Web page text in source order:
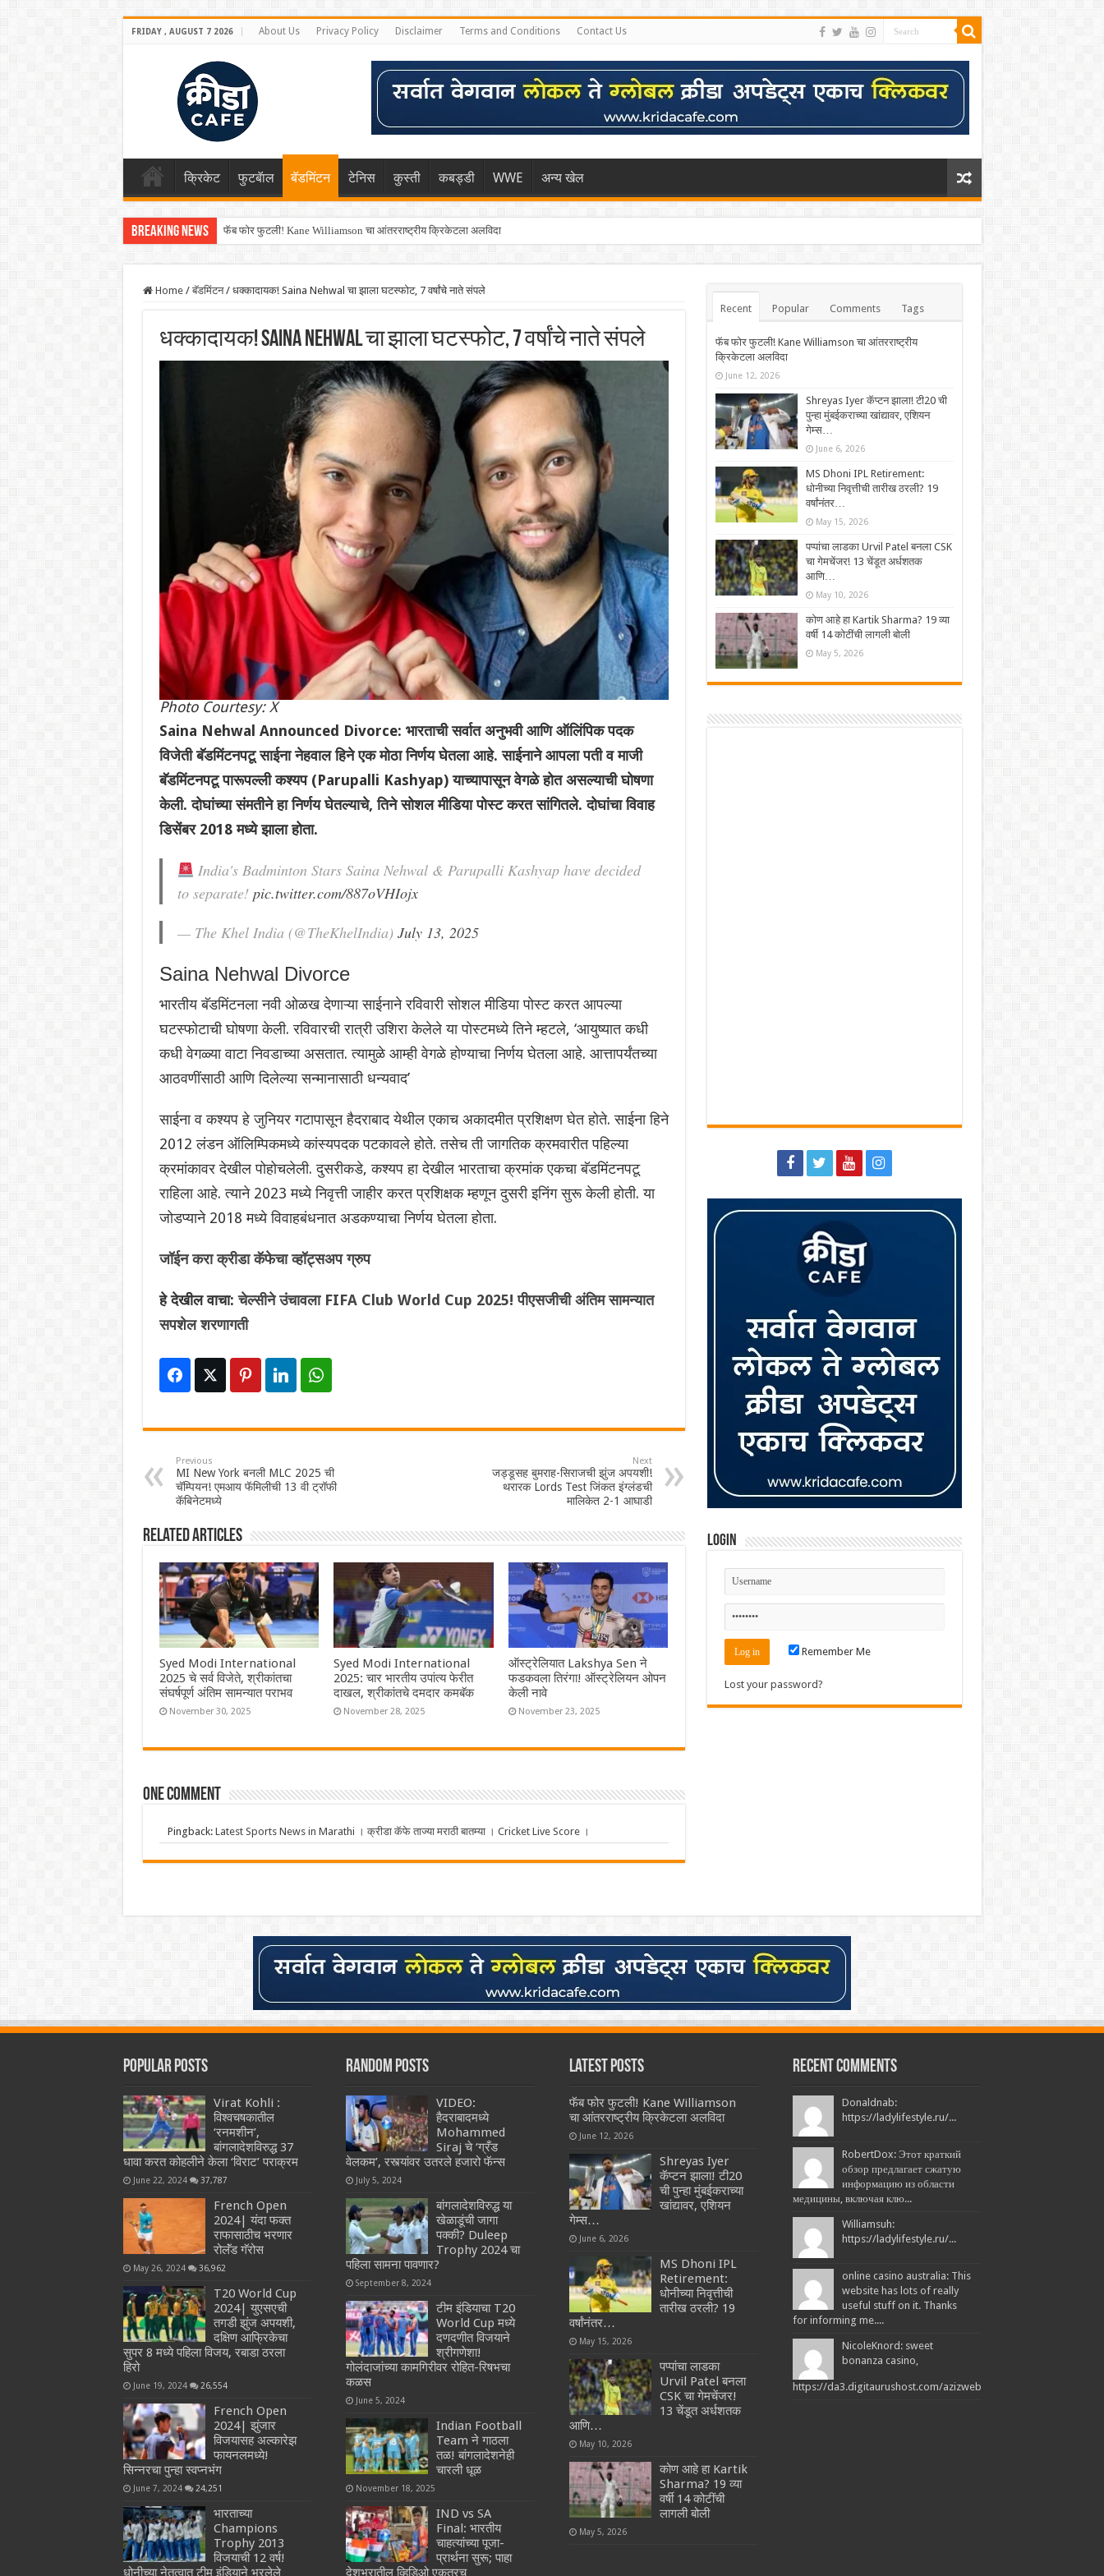
FRIDAY , AUGUST 7 2026 About Us Privacy Policy Disclaimer Terms and Conditions Contact Us
क्रिकेट फुटबॅाल बॅडमिंटन टेनिस कुस्ती कबड्डी WWE अन्य खेल
Breaking News फॅब फोर फुटली! Kane Williamson चा आंतरराष्ट्रीय क्रिकेटला अलविदा
Home / बॅडमिंटन / धक्कादायक! Saina Nehwal चा झाला घटस्फोट, 7 वर्षांचे नाते संपले
धक्कादायक! Saina Nehwal चा झाला घटस्फोट, 7 वर्षांचे नाते संपले
Photo Courtesy: X
Saina Nehwal Announced Divorce: भारताची सर्वात अनुभवी आणि ऑलिंपिक पदक
विजेती बॅडमिंटनपटू साईना नेहवाल हिने एक मोठा निर्णय घेतला आहे. साईनाने आपला पती व माजी
बॅडमिंटनपटू पारूपल्ली कश्यप (Parupalli Kashyap) याच्यापासून वेगळे होत असल्याची घोषणा
केली. दोघांच्या संमतीने हा निर्णय घेतल्याचे, तिने सोशल मीडिया पोस्ट करत सांगितले. दोघांचा विवाह
डिसेंबर 2018 मध्ये झाला होता.
India's Badminton Stars Saina Nehwal & Parupalli Kashyap have decided
to separate! pic.twitter.com/887oVHIojx
— The Khel India (@TheKhelIndia) July 13, 2025
Saina Nehwal Divorce
भारतीय बॅडमिंटनला नवी ओळख देणाऱ्या साईनाने रविवारी सोशल मीडिया पोस्ट करत आपल्या
घटस्फोटाची घोषणा केली. रविवारची रात्री उशिरा केलेले या पोस्टमध्ये तिने म्हटले, ‘आयुष्यात कधी
कधी वेगळ्या वाटा निवडाच्या असतात. त्यामुळे आम्ही वेगळे होण्याचा निर्णय घेतला आहे. आत्तापर्यंतच्या
आठवणींसाठी आणि दिलेल्या सन्मानासाठी धन्यवाद’
साईना व कश्यप हे जुनियर गटापासून हैदराबाद येथील एकाच अकादमीत प्रशिक्षण घेत होते. साईना हिने
2012 लंडन ऑलिम्पिकमध्ये कांस्यपदक पटकावले होते. तसेच ती जागतिक क्रमवारीत पहिल्या
क्रमांकावर देखील पोहोचलेली. दुसरीकडे, कश्यप हा देखील भारताचा क्रमांक एकचा बॅडमिंटनपटू
राहिला आहे. त्याने 2023 मध्ये निवृत्ती जाहीर करत प्रशिक्षक म्हणून दुसरी इनिंग सुरू केली होती. या
जोडप्याने 2018 मध्ये विवाहबंधनात अडकण्याचा निर्णय घेतला होता.
जॉईन करा क्रीडा कॅफेचा व्हॉट्सअप ग्रुप
हे देखील वाचा:चेल्सीने उंचावला FIFA Club World Cup 2025! पीएसजीची अंतिम सामन्यात
सपशेल शरणागती
Previous
MI New York बनली MLC 2025 ची
चॅम्पियन! एमआय‌ फॅमिलीची 13 वी ट्रॉफी
कॅबिनेटमध्ये
Next
जड्डूसह बुमराह-सिराजची झुंज अपयशी!
थरारक Lords Test जिंकत इंग्लंडची
मालिकेत 2-1 आघाडी
Related Articles
Syed Modi International
2025 चे सर्व विजेते, श्रीकांतचा
संघर्षपूर्ण अंतिम सामन्यात पराभव
November 30, 2025
Syed Modi International
2025: चार भारतीय उपांत्य फेरीत
दाखल, श्रीकांतचे दमदार कमबॅक
November 28, 2025
ऑस्ट्रेलियात Lakshya Sen ने
फडकवला तिरंगा! ऑस्ट्रेलियन ओपन
केली नावे
November 23, 2025
One comment
Pingback: Latest Sports News in Marathi । क्रीडा कॅफे ताज्या मराठी बातम्या । Cricket Live Score ।
Recent Popular Comments Tags
फॅब फोर फुटली! Kane Williamson चा आंतरराष्ट्रीय
क्रिकेटला अलविदा
June 12, 2026
Shreyas Iyer कॅप्टन झाला! टी20 ची
पुन्हा मुंबईकराच्या खांद्यावर, एशियन
गेम्स…
June 6, 2026
MS Dhoni IPL Retirement:
धोनीच्या निवृत्तीची तारीख ठरली? 19
वर्षांनंतर…
May 15, 2026
पप्पांचा लाडका Urvil Patel बनला CSK
चा गेमचेंजर! 13 चेंडूत अर्धशतक
आणि…
May 10, 2026
कोण आहे हा Kartik Sharma? 19 व्या
वर्षी 14 कोटींची लागली बोली
May 5, 2026
Login
Remember Me
Lost your password?
Popular Posts
Virat Kohli :
विश्वचषकातील
‘रनमशीन’,
बांगलादेशविरुद्ध 37
धावा करत कोहलीने केला ‘विराट’ पराक्रम
June 22, 2024 37,787
French Open
2024| यंदा फक्त
राफासाठीच भरणार
रोलॅंड गॅरोस
May 26, 2024 36,962
T20 World Cup
2024| युएसएची
तगडी झुंज अपयशी,
दक्षिण आफ्रिकेचा
सुपर 8 मध्ये पहिला विजय, रबाडा ठरला
हिरो
June 19, 2024 26,554
French Open
2024| झुंजार
विजयासह अल्कारेझ
फायनलमध्ये!
सिन्नरचा पुन्हा स्वप्नभंग
June 7, 2024 24,251
भारताच्या
Champions
Trophy 2013
विजयाची 12 वर्ष!
धोनीच्या नेतृत्वात टीम इंडियाने भरलेले
Random Posts
VIDEO:
हैदराबादमध्ये
Mohammed
Siraj चे ‘ग्रँड
वेलकम’, रस्त्यांवर उतरले हजारो फॅन्स
July 5, 2024
बांगलादेशविरुद्ध या
खेळाडूंची जागा
पक्की? Duleep
Trophy 2024 चा
पहिला सामना पावणार?
September 8, 2024
टीम इंडियाचा T20
World Cup मध्ये
दणदणीत विजयाने
श्रीगणेशा!
गोलंदाजांच्या कामगिरीवर रोहित-रिषभचा
कळस
June 5, 2024
Indian Football
Team ने गाठला
तळ! बांगलादेशनेही
चारली धूळ
November 18, 2025
IND vs SA
Final: भारतीय
चाहत्यांच्या पूजा-
प्रार्थना सुरू; पाहा
देशभरातील व्हिडिओ एकत्रच
Latest Posts
फॅब फोर फुटली! Kane Williamson
चा आंतरराष्ट्रीय क्रिकेटला अलविदा
June 12, 2026
Shreyas Iyer
कॅप्टन झाला! टी20
ची पुन्हा मुंबईकराच्या
खांद्यावर, एशियन
गेम्स…
June 6, 2026
MS Dhoni IPL
Retirement:
धोनीच्या निवृत्तीची
तारीख ठरली? 19
वर्षांनंतर…
May 15, 2026
पप्पांचा लाडका
Urvil Patel बनला
CSK चा गेमचेंजर!
13 चेंडूत अर्धशतक
आणि…
May 10, 2026
कोण आहे हा Kartik
Sharma? 19 व्या
वर्षी 14 कोटींची
लागली बोली
May 5, 2026
Recent Comments
Donaldnab:
https://ladylifestyle.ru/...
RobertDox: Этот краткий
обзор предлагает сжатую
информацию из области
медицины, включая клю...
Williamsuh:
https://ladylifestyle.ru/...
online casino australia: This
website has lots of really
useful stuff on it. Thanks
for informing me....
NicoleKnord: sweet
bonanza casino,
https://da3.digitaurushost.com/azizweb/2026/07/19/descubre...